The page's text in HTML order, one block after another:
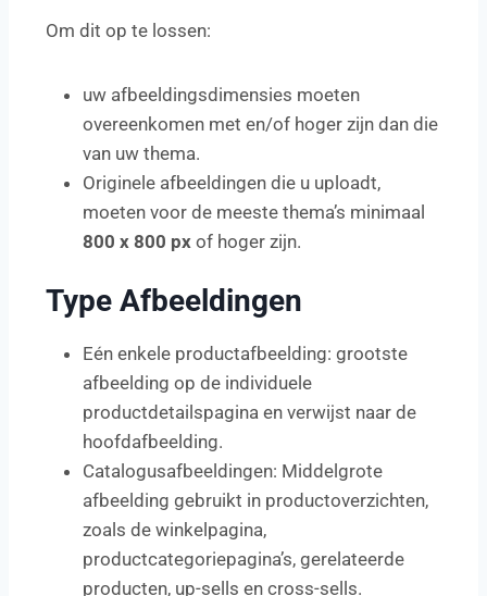
Om dit op te lossen:
uw afbeeldingsdimensies moeten
overeenkomen met en/of hoger zijn dan die
van uw thema.
Originele afbeeldingen die u uploadt,
moeten voor de meeste thema’s minimaal
800 x 800 px of hoger zijn.
Type Afbeeldingen
Eén enkele productafbeelding: grootste
afbeelding op de individuele
productdetailspagina en verwijst naar de
hoofdafbeelding.
Catalogusafbeeldingen: Middelgrote
afbeelding gebruikt in productoverzichten,
zoals de winkelpagina,
productcategoriepagina’s, gerelateerde
producten, up-sells en cross-sells.